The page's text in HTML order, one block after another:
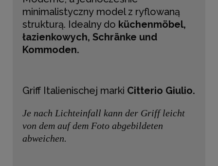
minimalistyczny model z ryflowaną
strukturą. Idealny do küchenmöbel,
łazienkowych, Schränke und
Kommoden.
Griff Italienischej marki Citterio Giulio.
Je nach Lichteinfall kann der Griff leicht
von dem auf dem Foto abgebildeten
abweichen.